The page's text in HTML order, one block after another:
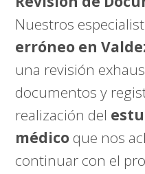
Nuestros
erróneo en
una revisión
documentos y
realización del
médico que nos
continuar con el